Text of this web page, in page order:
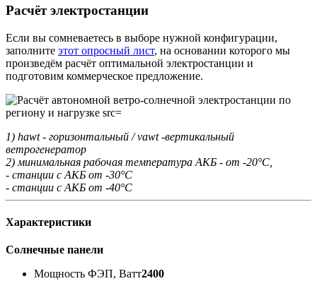
Расчёт электростанции
Если вы сомневаетесь в выборе нужной конфигурации,
заполните этот опросный лист, на основании которого мы
произведём расчёт оптимальной электростанции и
подготовим коммерческое предложение.
1) hawt - горизонтальный / vawt -вертикальный
ветрогенератор
2) минимальная рабочая температура АКБ - от -20°С,
- станции с АКБ от -30°С
- станции с АКБ от -40°С
Характеристики
Солнечные панели
Мощность ФЭП, Ватт2400